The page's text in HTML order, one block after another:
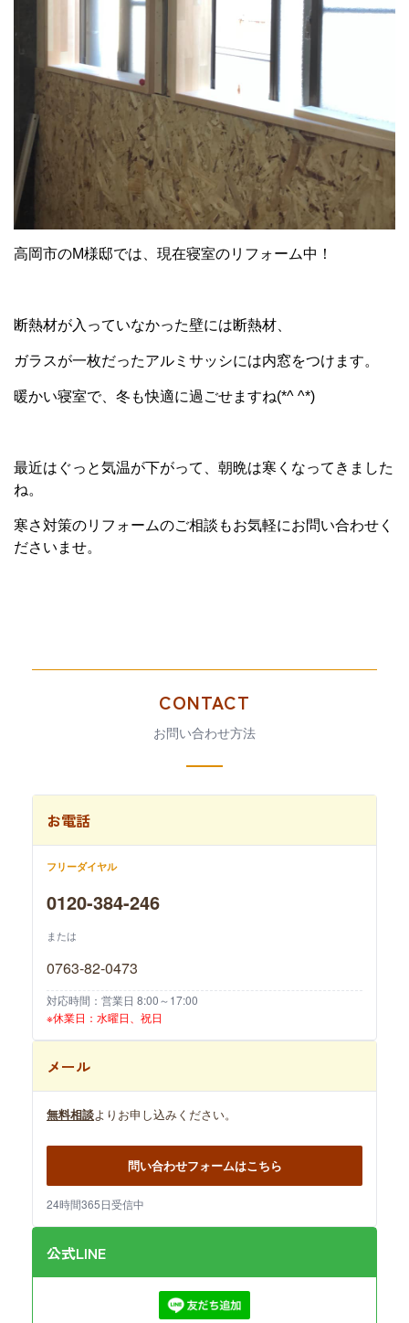
高岡市のM様邸では、現在寝室のリフォーム中！
断熱材が入っていなかった壁には断熱材、
ガラスが一枚だったアルミサッシには内窓をつけます。
暖かい寝室で、冬も快適に過ごせますね(*^ ^*)
最近はぐっと気温が下がって、朝晩は寒くなってきました
ね。
寒さ対策のリフォームのご相談もお気軽にお問い合わせく
ださいませ。
CONTACT
お問い合わせ方法
お電話
フリーダイヤル
0120-384-246
または
0763-82-0473
対応時間：営業日 8:00～17:00
※休業日：水曜日、祝日
メール
無料相談よりお申し込みください。
問い合わせフォームはこちら
24時間365日受信中
公式LINE